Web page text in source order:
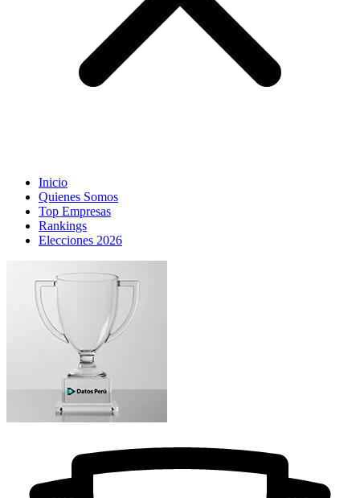
Inicio
Quienes Somos
Top Empresas
Rankings
Elecciones 2026